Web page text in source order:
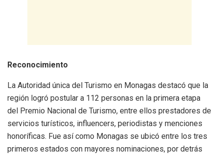
Reconocimiento
La Autoridad única del Turismo en Monagas destacó que la
región logró postular a 112 personas en la primera etapa
del Premio Nacional de Turismo, entre ellos prestadores de
servicios turísticos, influencers, periodistas y menciones
honoríficas. Fue así como Monagas se ubicó entre los tres
primeros estados con mayores nominaciones, por detrás